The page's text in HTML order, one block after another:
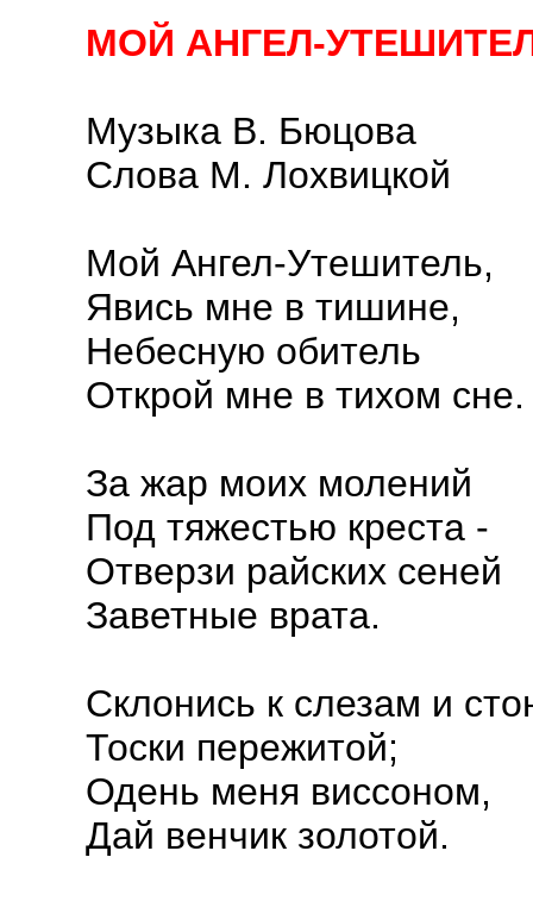
МОЙ АНГЕЛ-
Музыка В. Бюцова
Слова М. Лохвицкой
Мой Ангел-Утешитель,
Явись мне в тишине,
Небесную обитель
Открой мне в тихом сне.
За жар моих молений
Под тяжестью креста -
Отверзи райских сеней
Заветные врата.
Склонись к слезам и
Тоски пережитой;
Одень меня виссоном,
Дай венчик золотой.